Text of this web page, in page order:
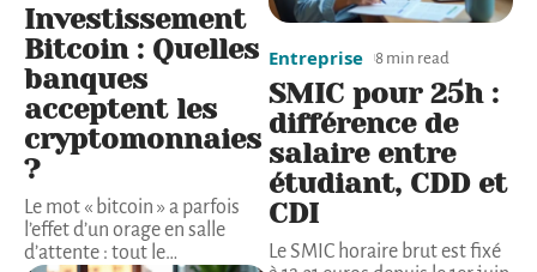
Investissement
Bitcoin : Quelles
banques
acceptent les
cryptomonnaies
?
Le mot « bitcoin » a parfois
l’effet d’un orage en salle
d’attente : tout le…
Entreprise 8 min read
SMIC pour 25h :
différence de
salaire entre
étudiant, CDD et
CDI
Le SMIC horaire brut est fixé